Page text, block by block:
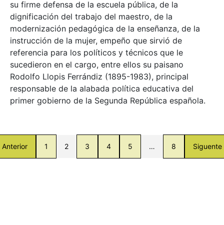
su firme defensa de la escuela pública, de la
dignificación del trabajo del maestro, de la
modernización pedagógica de la enseñanza, de la
instrucción de la mujer, empeño que sirvió de
referencia para los políticos y técnicos que le
sucedieron en el cargo, entre ellos su paisano
Rodolfo Llopis Ferrándiz (1895-1983), principal
responsable de la alabada política educativa del
primer gobierno de la Segunda República española.
Anterior 1 2 3 4 5 … 8 Siguente